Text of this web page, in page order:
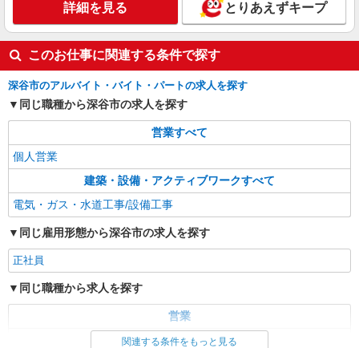
詳細を見る とりあえずキープ
このお仕事に関連する条件で探す
深谷市のアルバイト・バイト・パートの求人を探す
同じ職種から深谷市の求人を探す
営業すべて
個人営業
建築・設備・アクティブワークすべて
電気・ガス・水道工事/設備工事
同じ雇用形態から深谷市の求人を探す
正社員
同じ職種から求人を探す
営業
建築・設備・アクティブワーク
関連する条件をもっと見る